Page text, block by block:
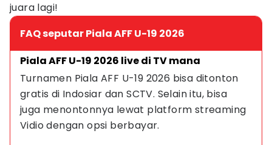
juara lagi!
FAQ seputar Piala AFF U-19 2026
Piala AFF U-19 2026 live di TV mana
Turnamen Piala AFF U-19 2026 bisa ditonton
gratis di Indosiar dan SCTV. Selain itu, bisa
juga menontonnya lewat platform streaming
Vidio dengan opsi berbayar.